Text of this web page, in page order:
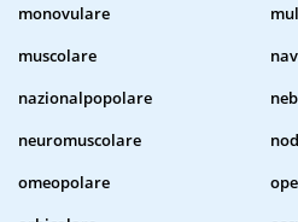
monovulare
muscolare
nazionalpopolare
neuromuscolare
omeopolare